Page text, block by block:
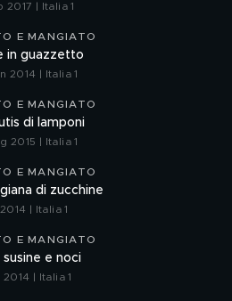
2017 | Italia 1
E MANGIATO
in guazzetto
2014 | Italia 1
E MANGIATO
di lamponi
2015 | Italia 1
E MANGIATO
di zucchine
| Italia 1
E MANGIATO
e noci
| Italia 1